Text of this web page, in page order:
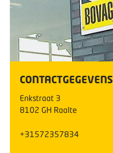
CONTACTGEGEVENS
Enkstraat 3
8102 GH Raalte
+31572357834